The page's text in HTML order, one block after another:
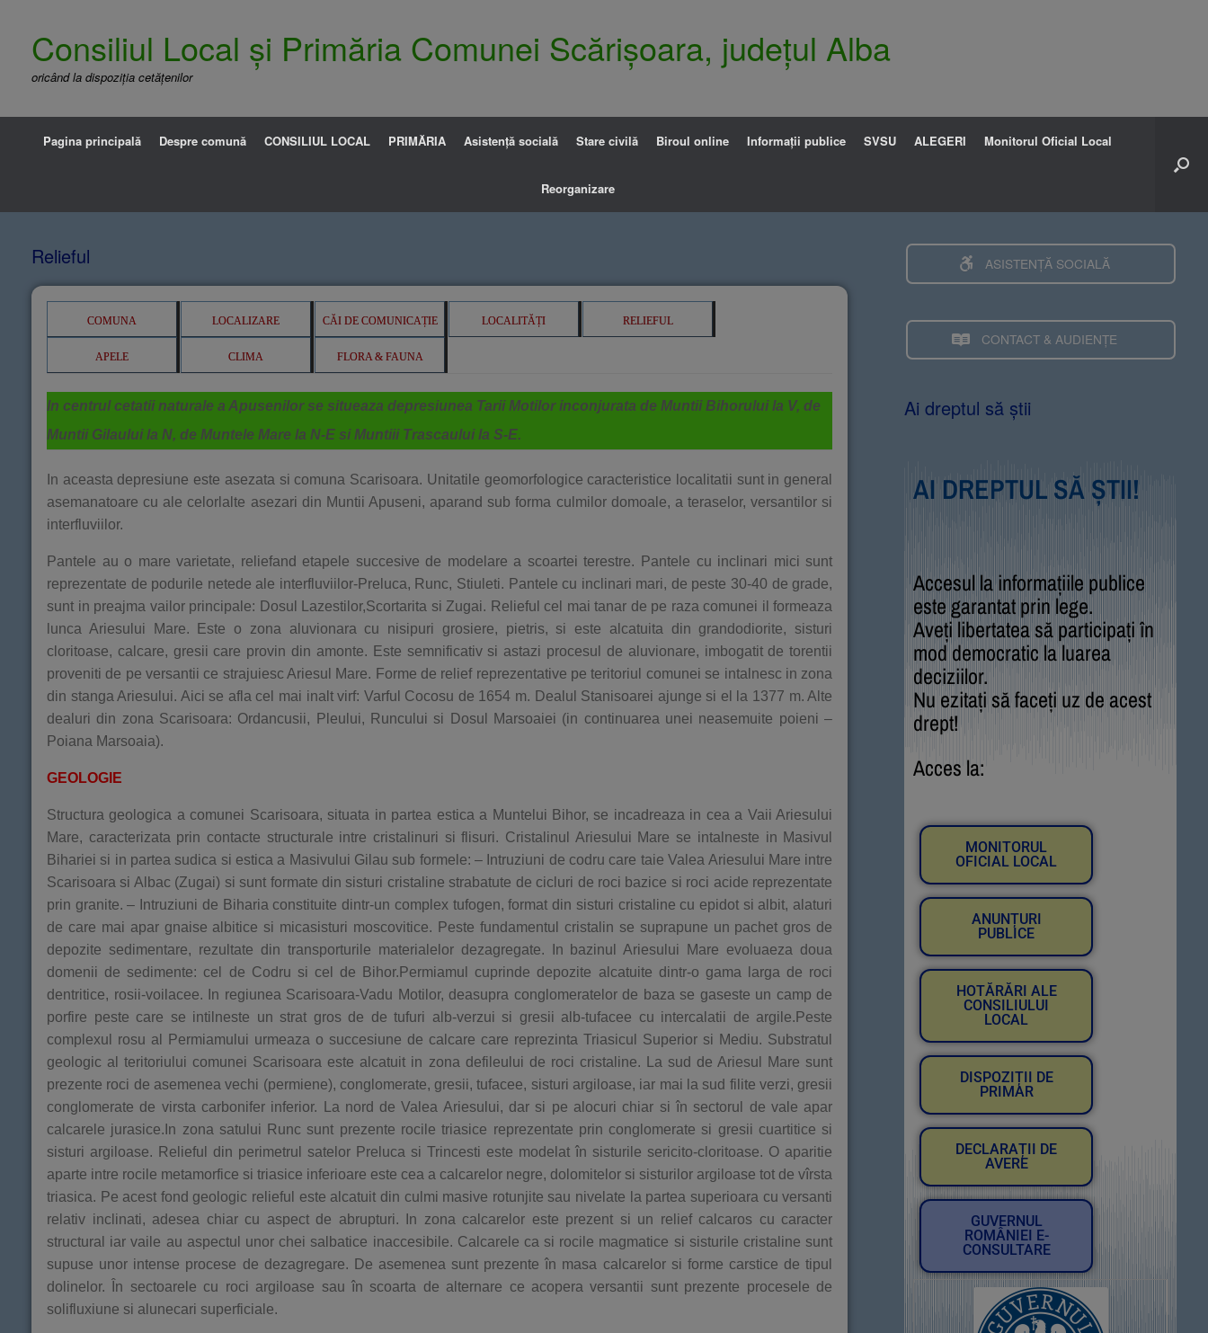
Consiliul Local și Primăria Comunei Scărișoara, județul Alba
oricând la dispoziția cetățenilor
Pagina principală Despre comună CONSILIUL LOCAL PRIMĂRIA Asistență socială Stare civilă Biroul online Informații publice SVSU ALEGERI Monitorul Oficial Local
Reorganizare
Relieful
COMUNA LOCALIZARE CĂI DE COMUNICAȚIE LOCALITĂȚI RELIEFUL
APELE CLIMA FLORA & FAUNA
In centrul cetatii naturale a Apusenilor se situeaza depresiunea Tarii Motilor inconjurata de Muntii Bihorului la V, de
Muntii Gilaului la N, de Muntele Mare la N-E si Muntiii Trascaului la S-E.
In aceasta depresiune este asezata si comuna Scarisoara. Unitatile geomorfologice caracteristice localitatii sunt in general
asemanatoare cu ale celorlalte asezari din Muntii Apuseni, aparand sub forma culmilor domoale, a teraselor, versantilor si
interfluviilor.
Pantele au o mare varietate, reliefand etapele succesive de modelare a scoartei terestre. Pantele cu inclinari mici sunt
reprezentate de podurile netede ale interfluviilor-Preluca, Runc, Stiuleti. Pantele cu inclinari mari, de peste 30-40 de grade,
sunt in preajma vailor principale: Dosul Lazestilor,Scortarita si Zugai. Relieful cel mai tanar de pe raza comunei il formeaza
lunca Ariesului Mare. Este o zona aluvionara cu nisipuri grosiere, pietris, si este alcatuita din grandodiorite, sisturi
cloritoase, calcare, gresii care provin din amonte. Este semnificativ si astazi procesul de aluvionare, imbogatit de torentii
proveniti de pe versantii ce strajuiesc Ariesul Mare. Forme de relief reprezentative pe teritoriul comunei se intalnesc in zona
din stanga Ariesului. Aici se afla cel mai inalt virf: Varful Cocosu de 1654 m. Dealul Stanisoarei ajunge si el la 1377 m. Alte
dealuri din zona Scarisoara: Ordancusii, Pleului, Runcului si Dosul Marsoaiei (in continuarea unei neasemuite poieni –
Poiana Marsoaia).
GEOLOGIE
Structura geologica a comunei Scarisoara, situata in partea estica a Muntelui Bihor, se incadreaza in cea a Vaii Ariesului
Mare, caracterizata prin contacte structurale intre cristalinuri si flisuri. Cristalinul Ariesului Mare se intalneste in Masivul
Bihariei si in partea sudica si estica a Masivului Gilau sub formele: – Intruziuni de codru care taie Valea Ariesului Mare intre
Scarisoara si Albac (Zugai) si sunt formate din sisturi cristaline strabatute de cicluri de roci bazice si roci acide reprezentate
prin granite. – Intruziuni de Biharia constituite dintr-un complex tufogen, format din sisturi cristaline cu epidot si albit, alaturi
de care mai apar gnaise albitice si micasisturi moscovitice. Peste fundamentul cristalin se suprapune un pachet gros de
depozite sedimentare, rezultate din transporturile materialelor dezagregate. In bazinul Ariesului Mare evoluaeza doua
domenii de sedimente: cel de Codru si cel de Bihor.Permiamul cuprinde depozite alcatuite dintr-o gama larga de roci
dentritice, rosii-voilacee. In regiunea Scarisoara-Vadu Motilor, deasupra conglomeratelor de baza se gaseste un camp de
porfire peste care se intilneste un strat gros de de tufuri alb-verzui si gresii alb-tufacee cu intercalatii de argile.Peste
complexul rosu al Permiamului urmeaza o succesiune de calcare care reprezinta Triasicul Superior si Mediu. Substratul
geologic al teritoriului comunei Scarisoara este alcatuit in zona defileului de roci cristaline. La sud de Ariesul Mare sunt
prezente roci de asemenea vechi (permiene), conglomerate, gresii, tufacee, sisturi argiloase, iar mai la sud filite verzi, gresii
conglomerate de virsta carbonifer inferior. La nord de Valea Ariesului, dar si pe alocuri chiar si în sectorul de vale apar
calcarele jurasice.In zona satului Runc sunt prezente rocile triasice reprezentate prin conglomerate si gresii cuartitice si
sisturi argiloase. Relieful din perimetrul satelor Preluca si Trincesti este modelat în sisturile sericito-cloritoase. O aparitie
aparte intre rocile metamorfice si triasice inferioare este cea a calcarelor negre, dolomitelor si sisturilor argiloase tot de vîrsta
triasica. Pe acest fond geologic relieful este alcatuit din culmi masive rotunjite sau nivelate la partea superioara cu versanti
relativ inclinati, adesea chiar cu aspect de abrupturi. In zona calcarelor este prezent si un relief calcaros cu caracter
structural iar vaile au aspectul unor chei salbatice inaccesibile. Calcarele ca si rocile magmatice si sisturile cristaline sunt
supuse unor intense procese de dezagregare. De asemenea sunt prezente în masa calcarelor si forme carstice de tipul
dolinelor. În sectoarele cu roci argiloase sau în scoarta de alternare ce acopera versantii sunt prezente procesele de
solifluxiune si alunecari superficiale.
ASISTENȚĂ SOCIALĂ
CONTACT & AUDIENȚE
Ai dreptul să știi
AI DREPTUL SĂ ȘTII!
Accesul la informațiile publice
este garantat prin lege.
Aveți libertatea să participați în
mod democratic la luarea
deciziilor.
Nu ezitați să faceți uz de acest
drept!
Acces la:
MONITORUL
OFICIAL LOCAL
ANUNȚURI
PUBLICE
HOTĂRĂRI ALE
CONSILIULUI
LOCAL
DISPOZIȚII DE
PRIMAR
DECLARAȚII DE
AVERE
GUVERNUL
ROMÂNIEI E-
CONSULTARE